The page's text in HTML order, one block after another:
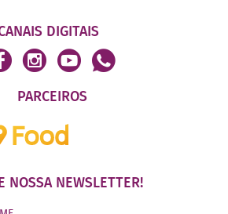
DIGITAIS
PARCEIROS
NOSSA NEWSLETTER!